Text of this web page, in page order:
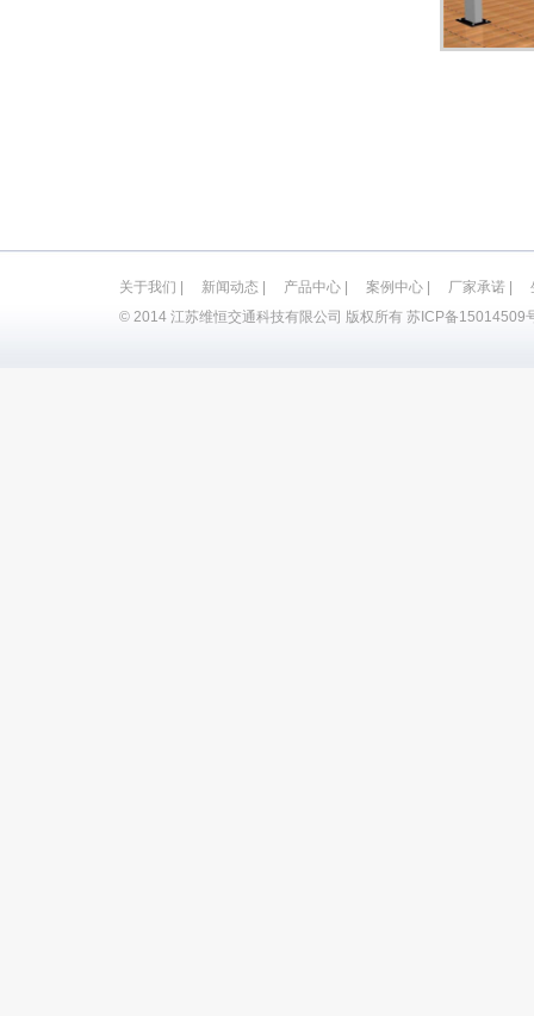
关于我们 新闻动态 产品中心 案例中心 厂家承诺
© 2014 江苏维恒交通科技有限公司 版权所有 苏ICP备15014509